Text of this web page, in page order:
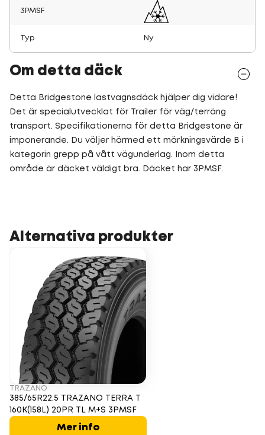
3PMSF
Typ Ny
Om detta däck
Detta Bridgestone lastvagnsdäck hjälper dig vidare!
Det är specialutvecklat för Trailer för väg/terräng
transport. Specifikationerna för detta Bridgestone är
imponerande. Du väljer härmed ett märkningsvärde B i
kategorin grepp på vått vägunderlag. Inom detta
område är däcket väldigt bra. Däcket har 3PMSF.
Alternativa produkter
TRAZANO
385/65R22.5 TRAZANO TERRA T
160K(158L) 20PR TL M+S 3PMSF
Mer info